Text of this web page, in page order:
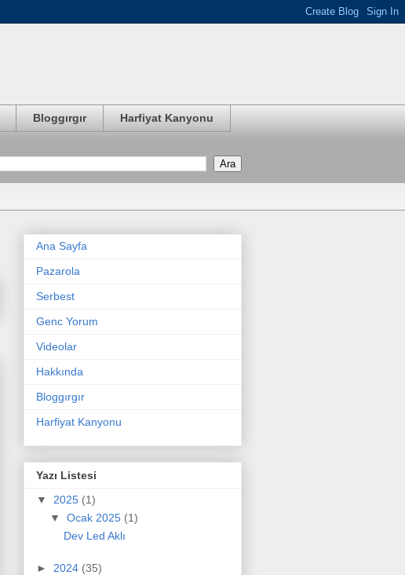
Bloggırgır Harfiyat Kanyonu
Ana Sayfa
Pazarola
Serbest
Genc Yorum
Videolar
Hakkında
Bloggırgır
Harfiyat Kanyonu
Yazı Listesi
▼ 2025 (1)
▼ Ocak 2025 (1)
Dev Led Aklı
► 2024 (35)